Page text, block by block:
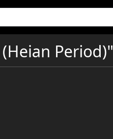
Period)"